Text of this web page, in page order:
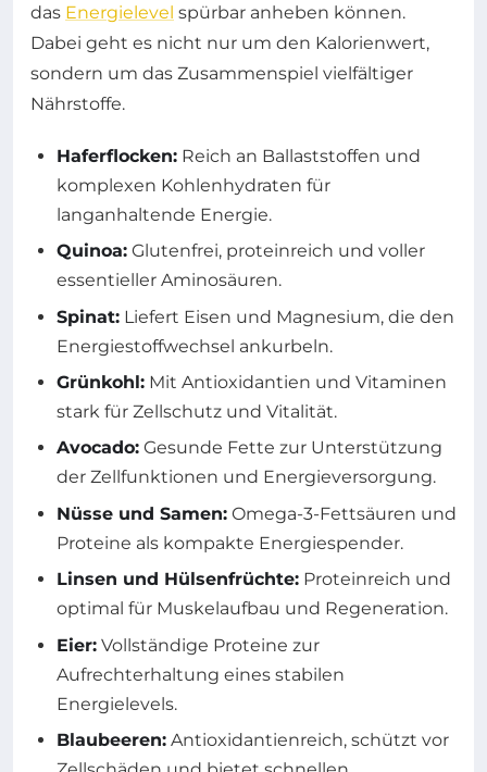
das Energielevel spürbar anheben können.
Dabei geht es nicht nur um den Kalorienwert,
sondern um das Zusammenspiel vielfältiger
Nährstoffe.
Haferflocken: Reich an Ballaststoffen und
komplexen Kohlenhydraten für
langanhaltende Energie.
Quinoa: Glutenfrei, proteinreich und voller
essentieller Aminosäuren.
Spinat: Liefert Eisen und Magnesium, die den
Energiestoffwechsel ankurbeln.
Grünkohl: Mit Antioxidantien und Vitaminen
stark für Zellschutz und Vitalität.
Avocado: Gesunde Fette zur Unterstützung
der Zellfunktionen und Energieversorgung.
Nüsse und Samen: Omega-3-Fettsäuren und
Proteine als kompakte Energiespender.
Linsen und Hülsenfrüchte: Proteinreich und
optimal für Muskelaufbau und Regeneration.
Eier: Vollständige Proteine zur
Aufrechterhaltung eines stabilen
Energielevels.
Blaubeeren: Antioxidantienreich, schützt vor